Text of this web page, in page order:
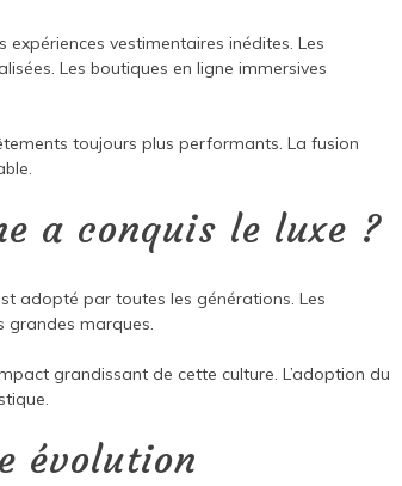
vestimentaires inédites. Les
Les boutiques en ligne immersives
toujours plus performants. La fusion
a conquis le luxe ?
adopté par toutes les générations. Les
grandes marques.
grandissant de cette culture. L’adoption du
évolution